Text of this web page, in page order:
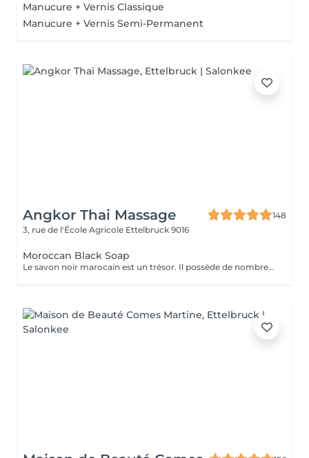
Manucure + Vernis Classique
Manucure + Vernis Semi-Permanent
Angkor Thai Massage
148
3, rue de l'École Agricole Ettelbruck 9016
Moroccan Black Soap
Le savon noir marocain est un trésor. Il possède de nombreuses propriétés hydratantes, exfoliantes et apaisantes qui sont très bénéfiques pour la peau humaine. Grâce à son action calmante, c'est la solution parfaite pour régénérer les cellules et obtenir une peau plus belle, ferme et lisse.